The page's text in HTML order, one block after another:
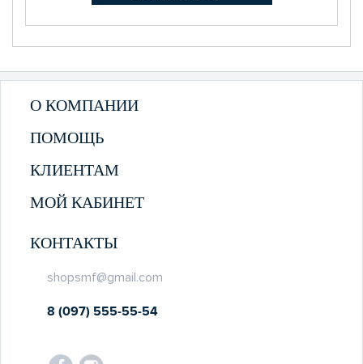
О КОМПАНИИ
ПОМОЩЬ
КЛИЕНТАМ
МОЙ КАБИНЕТ
КОНТАКТЫ
shopsmf@gmail.com
8 (097) 555-55-54